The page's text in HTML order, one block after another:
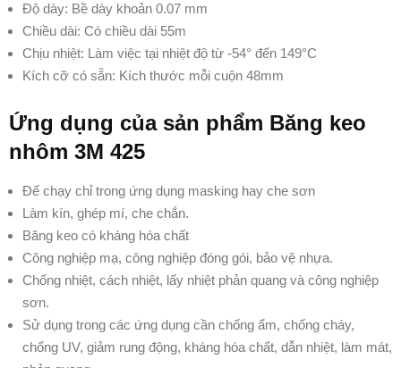
Độ dày: Bề dày khoản 0.07 mm
Chiều dài: Có chiều dài 55m
Chịu nhiệt: Làm việc tại nhiệt độ từ -54° đến 149°C
Kích cỡ có sẵn: Kích thước mỗi cuộn 48mm
Ứng dụng của sản phẩm Băng keo
nhôm 3M 425
Để chạy chỉ trong ứng dụng masking hay che sơn
Làm kín, ghép mí, che chắn.
Băng keo có kháng hóa chất
Công nghiệp mạ, công nghiệp đóng gói, bảo vệ nhựa.
Chống nhiệt, cách nhiệt, lấy nhiệt phản quang và công nghiệp
sơn.
Sử dụng trong các ứng dụng cần chống ẩm, chống cháy,
chống UV, giảm rung động, kháng hóa chất, dẫn nhiệt, làm mát,